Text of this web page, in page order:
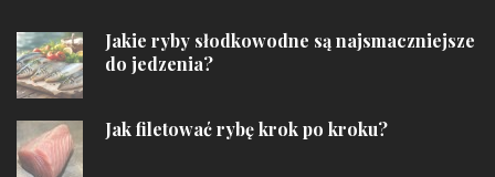
Jakie ryby słodkowodne są najsmaczniejsze
do jedzenia?
Jak filetować rybę krok po kroku?